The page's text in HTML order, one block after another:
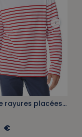
Marinière rayures placées rouge
€